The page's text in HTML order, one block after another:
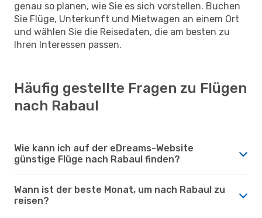
genau so planen, wie Sie es sich vorstellen. Buchen
Sie Flüge, Unterkunft und Mietwagen an einem Ort
und wählen Sie die Reisedaten, die am besten zu
Ihren Interessen passen.
Häufig gestellte Fragen zu Flügen
nach Rabaul
Wie kann ich auf der eDreams-Website
günstige Flüge nach Rabaul finden?
Wann ist der beste Monat, um nach Rabaul zu
reisen?